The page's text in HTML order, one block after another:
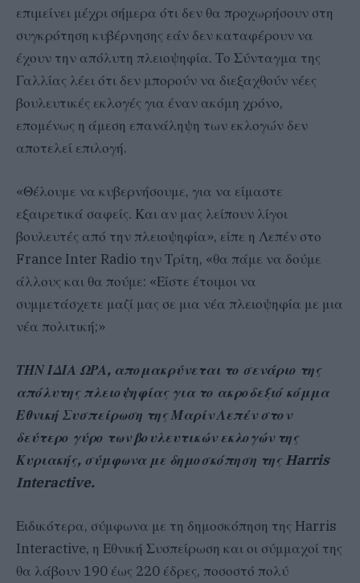
επιμείνει μέχρι σήμερα ότι δεν θα προχωρήσουν στη
συγκρότηση κυβέρνησης εάν δεν καταφέρουν να
έχουν την απόλυτη πλειοψηφία. Το Σύνταγμα της
Γαλλίας λέει ότι δεν μπορούν να διεξαχθούν νέες
βουλευτικές εκλογές για έναν ακόμη χρόνο,
επομένως η άμεση επανάληψη των εκλογών δεν
αποτελεί επιλογή.
«Θέλουμε να κυβερνήσουμε, για να είμαστε
εξαιρετικά σαφείς. Και αν μας λείπουν λίγοι
βουλευτές από την πλειοψηφία», είπε η Λεπέν στο
France Inter Radio την Τρίτη, «θα πάμε να δούμε
άλλους και θα πούμε: «Είστε έτοιμοι να
συμμετάσχετε μαζί μας σε μια νέα πλειοψηφία με μια
νέα πολιτική;»
ΤΗΝ ΙΔΙΑ ΩΡΑ, απομακρύνεται το σενάριο της
απόλυτης πλειοψηφίας για το ακροδεξιό κόμμα
Εθνική Συσπείρωση της Μαρίν Λεπέν στον
δεύτερο γύρο των βουλευτικών εκλογών της
Κυριακής, σύμφωνα με δημοσκόπηση της Harris
Interactive.
Ειδικότερα, σύμφωνα με τη δημοσκόπηση της Harris
Interactive, η Εθνική Συσπείρωση και οι σύμμαχοί της
θα λάβουν 190 έως 220 έδρες, ποσοστό πολύ